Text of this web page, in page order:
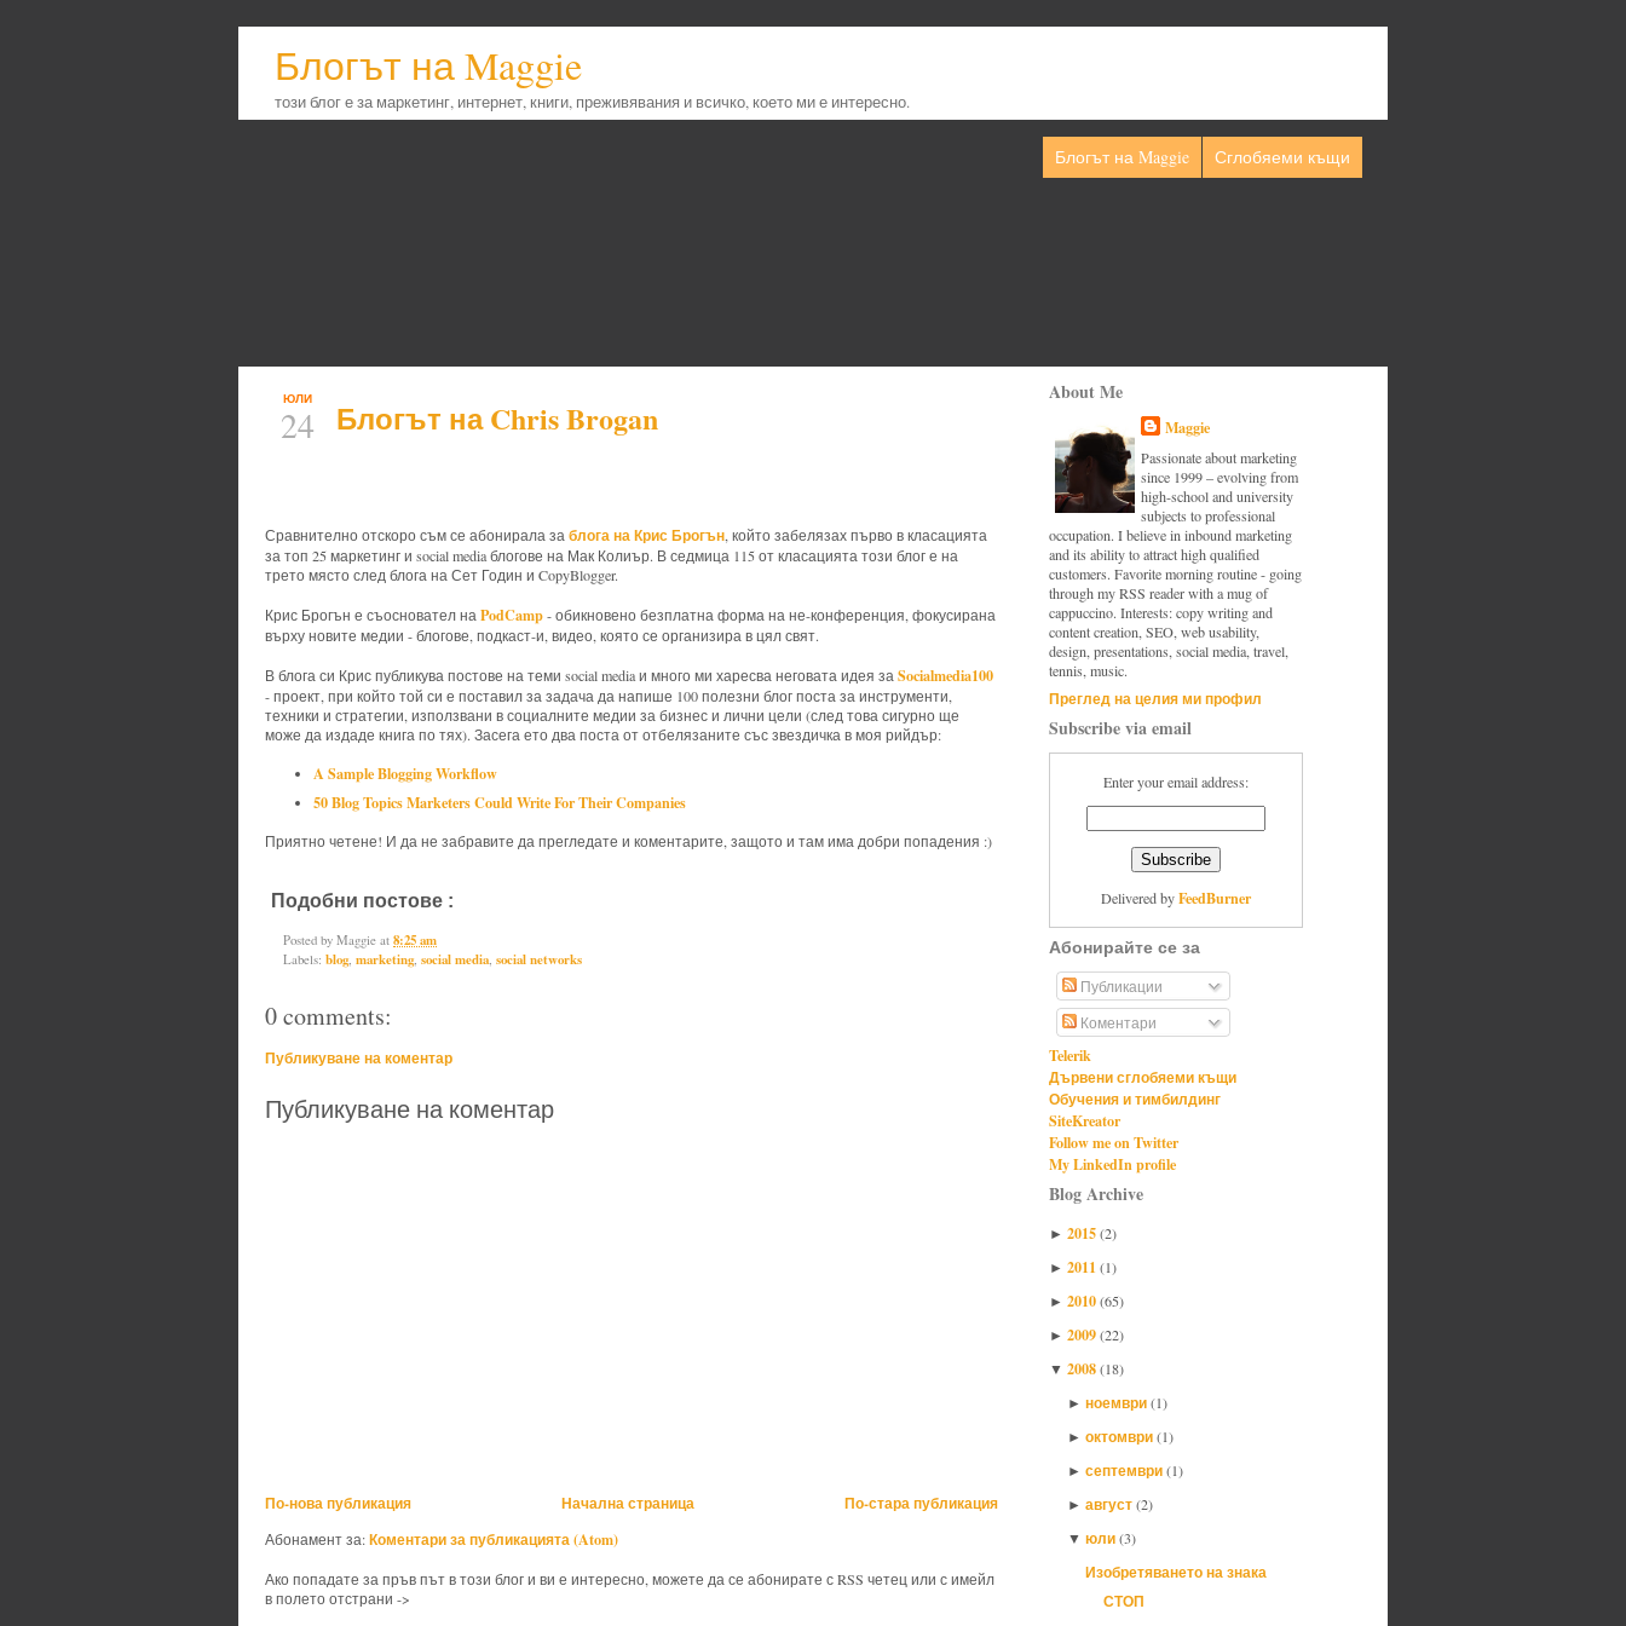
Блогът на Maggie
този блог е за маркетинг, интернет, книги, преживявания и всичко, което ми е интересно.
Блогът на Maggie Сглобяеми къщи
ЮЛИ
24 Блогът на Chris Brogan
Сравнително отскоро съм се абонирала за блога на Крис Брогън, който забелязах първо в класацията
за топ 25 маркетинг и social media блогове на Мак Колиър. В седмица 115 от класацията този блог е на
трето място след блога на Сет Годин и CopyBlogger.
Крис Брогън е съосновател на PodCamp- обикновено безплатна форма на не-конференция, фокусирана
върху новите медии - блогове, подкаст-и, видео, която се организира в цял свят.
В блога си Крис публикува постове на теми social media и много ми харесва неговата идея за Socialmedia100
- проект, при който той си е поставил за задача да напише 100 полезни блог поста за инструменти,
техники и стратегии, използвани в социалните медии за бизнес и лични цели (след това сигурно ще
може да издаде книга по тях). Засега ето два поста от отбелязаните със звездичка в моя рийдър:
A Sample Blogging Workflow
50 Blog Topics Marketers Could Write For Their Companies
Приятно четене! И да не забравите да прегледате и коментарите, защото и там има добри попадения :)
Подобни постове :
Posted by Maggie at 8:25 am
Labels: blog, marketing, social media social networks
0 comments:
Публикуване на коментар
Публикуване на коментар
По-нова публикация По-стара публикация
Начална страница
Абонамент за:Коментари за публикацията (Atom)
Ако попадате за пръв път в този блог и ви е интересно, можете да се абонирате с RSS четец или с имейл
в полето отстрани ->
About Me
Maggie
Passionate about marketing
since 1999 – evolving from
high-school and university
subjects to professional
occupation. I believe in inbound marketing
and its ability to attract high qualified
customers. Favorite morning routine - going
through my RSS reader with a mug of
cappuccino. Interests: copy writing and
content creation, SEO, web usability,
design, presentations, social media, travel,
tennis, music.
Преглед на целия ми профил
Subscribe via email
Enter your email address:
Delivered byFeedBurner
Абонирайте се за
Публикации
Коментари
Telerik
Дървени сглобяеми къщи
Обучения и тимбилдинг
SiteKreator
Follow me on Twitter
My LinkedIn profile
Blog Archive
► 2015(2)
► 2011(1)
► 2010(65)
► 2009(22)
▼ 2008(18)
► ноември(1)
► октомври(1)
► септември(1)
► август(2)
▼ юли(3)
Изобретяването на знака
СТОП